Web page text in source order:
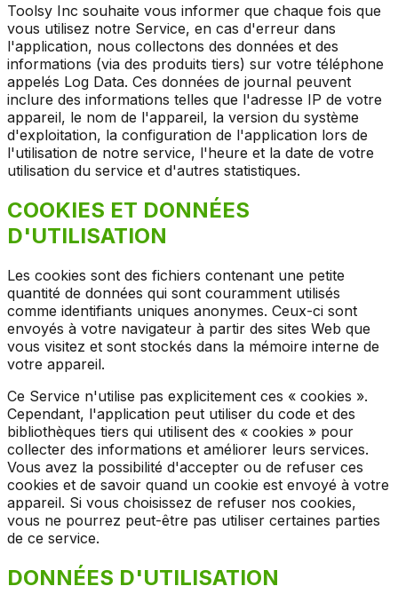
Toolsy Inc souhaite vous informer que chaque fois que
vous utilisez notre Service, en cas d'erreur dans
l'application, nous collectons des données et des
informations (via des produits tiers) sur votre téléphone
appelés Log Data. Ces données de journal peuvent
inclure des informations telles que l'adresse IP de votre
appareil, le nom de l'appareil, la version du système
d'exploitation, la configuration de l'application lors de
l'utilisation de notre service, l'heure et la date de votre
utilisation du service et d'autres statistiques.
COOKIES ET DONNÉES
D'UTILISATION
Les cookies sont des fichiers contenant une petite
quantité de données qui sont couramment utilisés
comme identifiants uniques anonymes. Ceux-ci sont
envoyés à votre navigateur à partir des sites Web que
vous visitez et sont stockés dans la mémoire interne de
votre appareil.
Ce Service n'utilise pas explicitement ces « cookies ».
Cependant, l'application peut utiliser du code et des
bibliothèques tiers qui utilisent des « cookies » pour
collecter des informations et améliorer leurs services.
Vous avez la possibilité d'accepter ou de refuser ces
cookies et de savoir quand un cookie est envoyé à votre
appareil. Si vous choisissez de refuser nos cookies,
vous ne pourrez peut-être pas utiliser certaines parties
de ce service.
DONNÉES D'UTILISATION